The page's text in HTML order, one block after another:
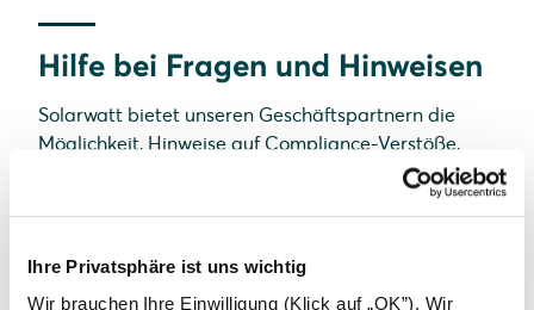
Ihre Privatsphäre ist uns wichtig
Wir brauchen Ihre Einwilligung (Klick auf „OK”). Wir
Hilfe bei Fragen und Hinweisen
Solarwatt bietet unseren Geschäftspartnern die
Möglichkeit, Hinweise auf Compliance-Verstöße,
einschließlich des Verdachts auf korrupte Praktiken,
den Risiko- und Compliance-Beauftragten von